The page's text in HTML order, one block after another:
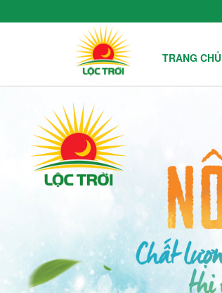
TRANG CHỦ